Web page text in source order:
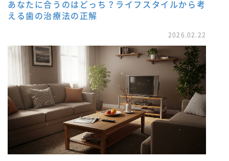
あなたに合うのはどっち？ライフスタイルから考
える歯の治療法の正解
2026.02.22